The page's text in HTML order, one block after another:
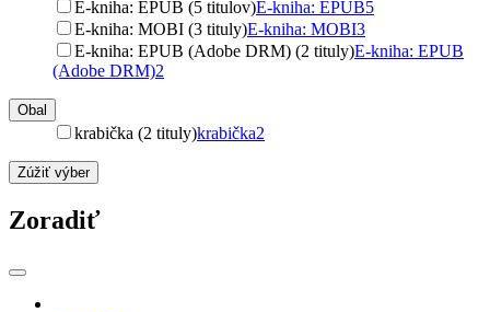
E-kniha: EPUB (5 titulov)E-kniha: EPUB5
E-kniha: MOBI (3 tituly)E-kniha: MOBI3
E-kniha: EPUB (Adobe DRM) (2 tituly)E-kniha: EPUB
(Adobe DRM)2
Obal
krabička (2 tituly)krabička2
Zúžiť výber
Zoradiť